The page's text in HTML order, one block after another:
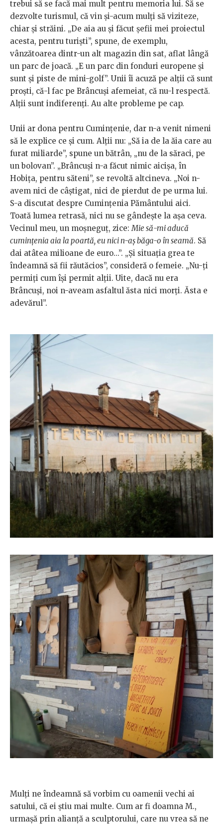
trebui să se facă mai mult pentru memoria lui. Să se
dezvolte turismul, că vin și-acum mulți să viziteze,
chiar și străini. „De aia au şi făcut şefii mei proiectul
acesta, pentru turişti”, spune, de exemplu,
vânzătoarea dintr-un alt magazin din sat, aflat lângă
un parc de joacă. „E un parc din fonduri europene şi
sunt şi piste de mini-golf”. Unii îi acuză pe alții că sunt
proști, că-l fac pe Brâncuși afemeiat, că nu-l respectă.
Alţii sunt indiferenţi. Au alte probleme pe cap.
Unii ar dona pentru Cumințenie, dar n-a venit nimeni
să le explice ce și cum. Alții nu: „Să ia de la ăia care au
furat miliarde”, spune un bătrân, „nu de la săraci, pe
un bolovan”. „Brâncuși n-a făcut nimic aicișa, în
Hobița, pentru săteni”, se revoltă altcineva. „Noi n-
avem nici de câştigat, nici de pierdut de pe urma lui.
S-a discutat despre Cuminţenia Pământului aici.
Toată lumea retrasă, nici nu se gândeşte la aşa ceva.
Vecinul meu, un moşneguţ, zice: Mie să-mi aducă
cuminţenia aia la poartă, eu nici n-aş băga-o în seamă. Să
dai atâtea milioane de euro...”. „Şi situaţia grea te
îndeamnă să fii răutăcios”, consideră o femeie. „Nu-ţi
permiţi cum îşi permit alţii. Uite, dacă nu era
Brâncuşi, noi n-aveam asfaltul ăsta nici morţi. Ăsta e
adevărul”.
Mulţi ne îndeamnă să vorbim cu oamenii vechi ai
satului, că ei ştiu mai multe. Cum ar fi doamna M.,
urmaşă prin alianţă a sculptorului, care nu vrea să ne